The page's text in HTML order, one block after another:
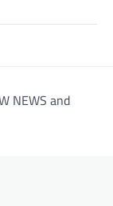
NEWS and